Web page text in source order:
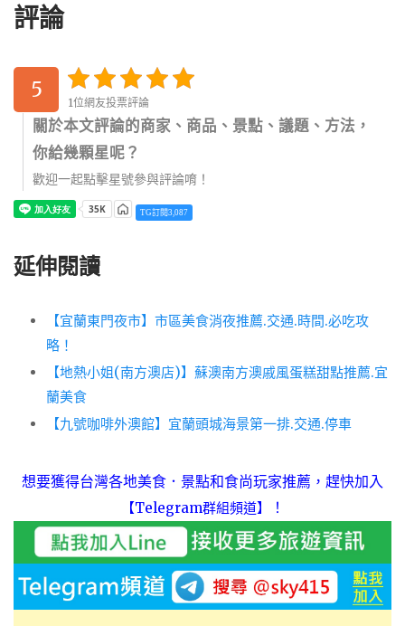
評論
5
1位網友投票評論
關於本文評論的商家、商品、景點、議題、方法，
你給幾顆星呢？
歡迎一起點擊星號參與評論唷！
TG訂閱3,087
延伸閱讀
【宜蘭東門夜市】市區美食消夜推薦.交通.時間.必吃攻
略！
【地熱小姐(南方澳店)】蘇澳南方澳戚風蛋糕甜點推薦.宜
蘭美食
【九號咖啡外澳館】宜蘭頭城海景第一排.交通.停車
想要獲得台灣各地美食．景點和食尚玩家推薦，趕快加入
【Telegram群組頻道】 ！